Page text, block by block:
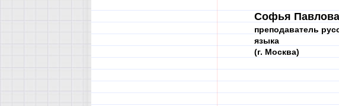
Софья
преподаватель
языка
(г. Москва)